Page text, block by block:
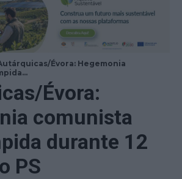
Évora: Hegemonia
Évora:
comunista
durante 12
PS